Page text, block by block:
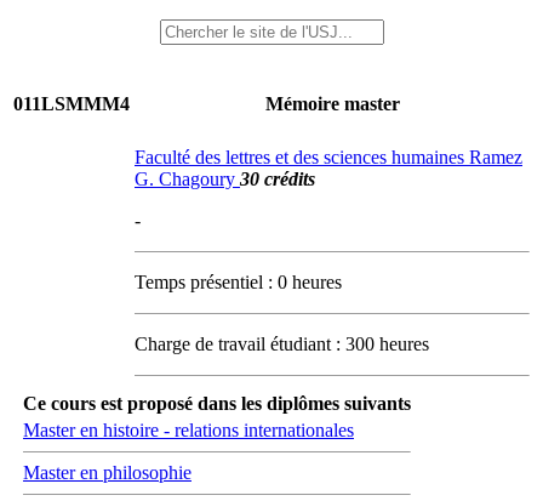
011LSMMM4 Mémoire master
Faculté des lettres et des sciences humaines Ramez
G. Chagoury 30 crédits
-
Temps présentiel : 0 heures
Charge de travail étudiant : 300 heures
Ce cours est proposé dans les diplômes suivants
Master en histoire - relations internationales
Master en philosophie